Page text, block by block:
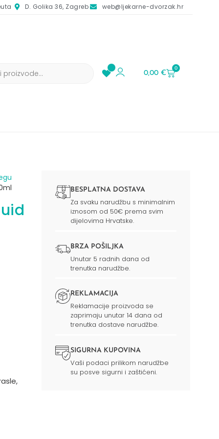
D. Golika 36, Zagreb web@ljekarne-dvorzak.hr
0,00€
0
BESPLATNA DOSTAVA
Za svaku narudžbu s minimalnim
iznosom od 50€ prema svim
dijelovima Hrvatske.
BRZA POŠILJKA
Unutar 5 radnih dana od
trenutka narudžbe.
REKLAMACIJA
Reklamacije proizvoda se
zaprimaju unutar 14 dana od
trenutka dostave narudžbe.
SIGURNA KUPOVINA
Vaši podaci prilikom narudžbe
su posve sigurni i zaštićeni.